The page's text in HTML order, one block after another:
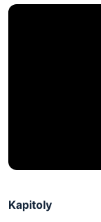
Kapitoly